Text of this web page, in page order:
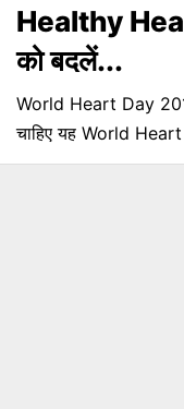
Healthy
को बदलें...
World Heart Day
चाहिए यह World